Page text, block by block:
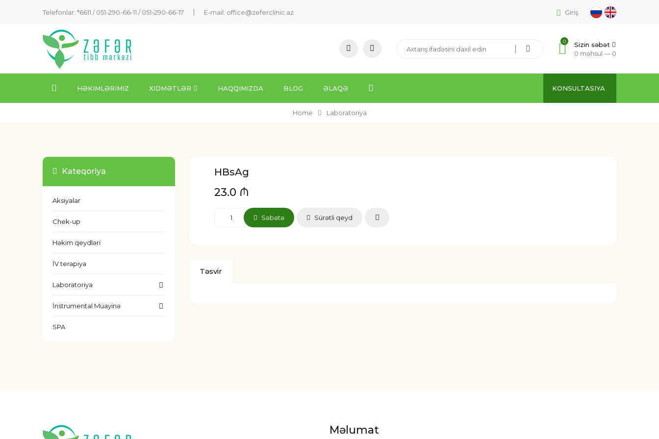
Telefonlar: *6611 /051-290-66-11 /051-290-66-17 E-mail: office@zeferclinic.az Giriş
0
Sizin səbət
0 məhsul — 0
HƏKIMLƏRIMIZ XIDMƏTLƏR HAQQIMIZDA BLOG ƏLAQƏ KONSULTASIYA
Home Laboratoriya
HBsAg
23.0 ₼
Səbətə Sürətli qeyd
Təsvir
Kateqoriya
Aksiyalar
Chek-up
Həkim qeydləri
İV terapiya
Laboratoriya
İnstrumental Müayinə
SPA
Məlumat